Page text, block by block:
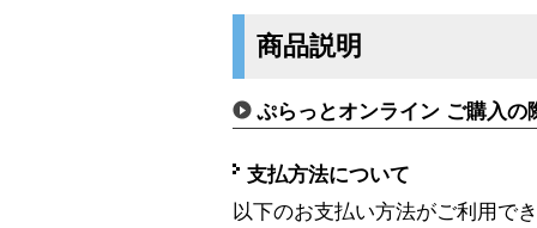
商品説明
ぷらっとオンライン ご購入の
支払方法について
以下のお支払い方法がご利用で